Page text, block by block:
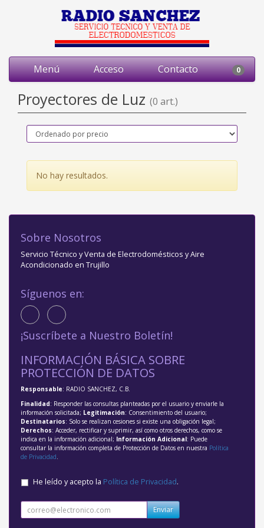
Menú Acceso Contacto 0
Proyectores de Luz (0 art.)
No hay resultados.
Sobre Nosotros
Servicio Técnico y Venta de Electrodomésticos y Aire
Acondicionado en Trujillo
Síguenos en:
¡Suscríbete a Nuestro Boletín!
INFORMACIÓN BÁSICA SOBRE
PROTECCIÓN DE DATOS
Responsable: RADIO SANCHEZ, C.B.
Finalidad: Responder las consultas planteadas por el usuario y enviarle la
información solicitada; Legitimación: Consentimiento del usuario;
Destinatarios: Solo se realizan cesiones si existe una obligación legal;
Derechos: Acceder, rectificar y suprimir, así como otros derechos, como se
indica en la información adicional; Información Adicional: Puede
consultar la información completa de Protección de Datos en nuestra Política
de Privacidad.
He leído y acepto la Política de Privacidad.
Enviar